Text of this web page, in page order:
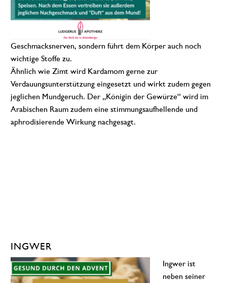
Geschmacksnerven, sondern führt dem Körper auch noch
wichtige Stoffe zu.
Ähnlich wie Zimt wird Kardamom gerne zur
Verdauungsunterstützung eingesetzt und wirkt zudem gegen
jeglichen Mundgeruch. Der „Königin der Gewürze“ wird im
Arabischen Raum zudem eine stimmungsaufhellende und
aphrodisierende Wirkung nachgesagt.
INGWER
Ingwer ist
neben seiner